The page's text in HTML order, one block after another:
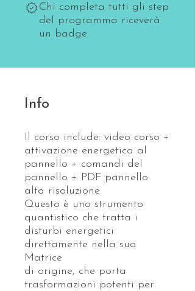
Chi completa tutti gli step
del programma riceverà
un badge.
Info
Il corso include: video corso +
attivazione energetica al
pannello + comandi del
pannello + PDF pannello
alta risoluzione
Questo è uno strumento
quantistico che tratta i
disturbi energetici
direttamente nella sua
Matrice
di origine, che porta
trasformazioni potenti per